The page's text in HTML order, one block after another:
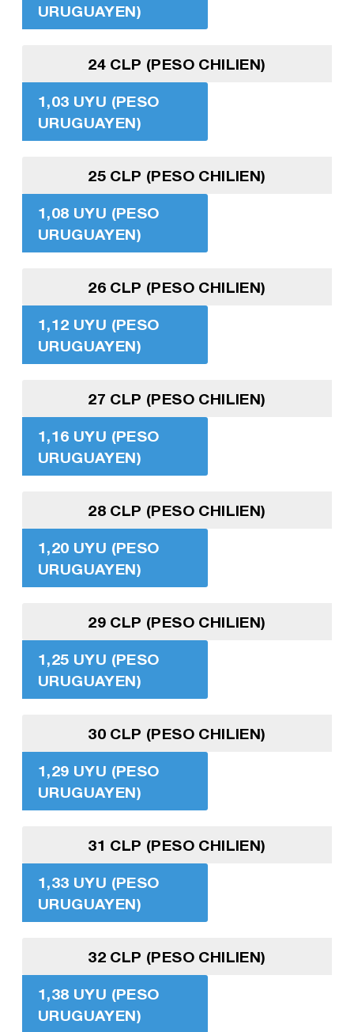
URUGUAYEN)
24 CLP (PESO CHILIEN)
1,03 UYU (PESO
URUGUAYEN)
25 CLP (PESO CHILIEN)
1,08 UYU (PESO
URUGUAYEN)
26 CLP (PESO CHILIEN)
1,12 UYU (PESO
URUGUAYEN)
27 CLP (PESO CHILIEN)
1,16 UYU (PESO
URUGUAYEN)
28 CLP (PESO CHILIEN)
1,20 UYU (PESO
URUGUAYEN)
29 CLP (PESO CHILIEN)
1,25 UYU (PESO
URUGUAYEN)
30 CLP (PESO CHILIEN)
1,29 UYU (PESO
URUGUAYEN)
31 CLP (PESO CHILIEN)
1,33 UYU (PESO
URUGUAYEN)
32 CLP (PESO CHILIEN)
1,38 UYU (PESO
URUGUAYEN)